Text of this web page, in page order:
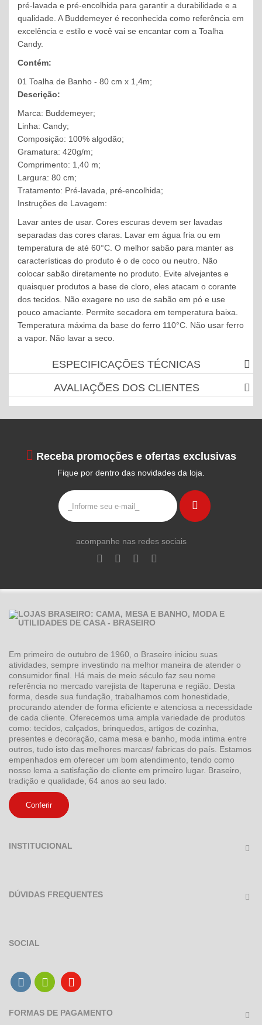
pré-lavada e pré-encolhida para garantir a durabilidade e a
qualidade. A Buddemeyer é reconhecida como referência em
excelência e estilo e você vai se encantar com a Toalha
Candy.
Contém:
01 Toalha de Banho - 80 cm x 1,4m;
Descrição:
Marca: Buddemeyer;
Linha: Candy;
Composição: 100% algodão;
Gramatura: 420g/m;
Comprimento: 1,40 m;
Largura: 80 cm;
Tratamento: Pré-lavada, pré-encolhida;
Instruções de Lavagem:
Lavar antes de usar. Cores escuras devem ser lavadas
separadas das cores claras. Lavar em água fria ou em
temperatura de até 60°C. O melhor sabão para manter as
características do produto é o de coco ou neutro. Não
colocar sabão diretamente no produto. Evite alvejantes e
quaisquer produtos a base de cloro, eles atacam o corante
dos tecidos. Não exagere no uso de sabão em pó e use
pouco amaciante. Permite secadora em temperatura baixa.
Temperatura máxima da base do ferro 110°C. Não usar ferro
a vapor. Não lavar a seco.
ESPECIFICAÇÕES TÉCNICAS
AVALIAÇÕES DOS CLIENTES
Receba promoções e ofertas exclusivas
Fique por dentro das novidades da loja.
acompanhe nas redes sociais
Em primeiro de outubro de 1960, o Braseiro iniciou suas
atividades, sempre investindo na melhor maneira de atender o
consumidor final. Há mais de meio século faz seu nome
referência no mercado varejista de Itaperuna e região. Desta
forma, desde sua fundação, trabalhamos com honestidade,
procurando atender de forma eficiente e atenciosa a necessidade
de cada cliente. Oferecemos uma ampla variedade de produtos
como: tecidos, calçados, brinquedos, artigos de cozinha,
presentes e decoração, cama mesa e banho, moda intima entre
outros, tudo isto das melhores marcas/ fabricas do país. Estamos
empenhados em oferecer um bom atendimento, tendo como
nosso lema a satisfação do cliente em primeiro lugar. Braseiro,
tradição e qualidade, 64 anos ao seu lado.
Conferir
INSTITUCIONAL
DÚVIDAS FREQUENTES
SOCIAL
FORMAS DE PAGAMENTO